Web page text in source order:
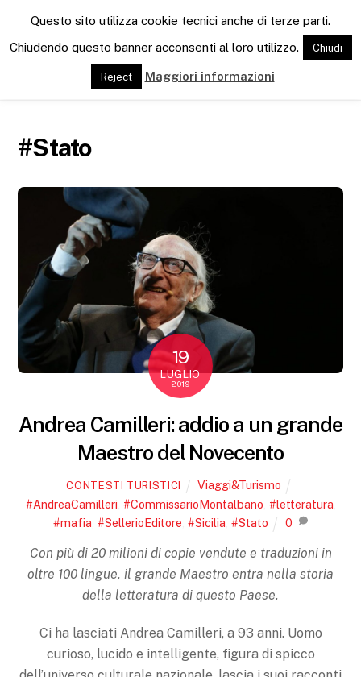
e
n
u
#Stato
19
LUGLIO
2019
Andrea Camilleri: addio a un grande
Maestro del Novecento
CONTESTI TURISTICI
Viaggi&Turismo
#AndreaCamilleri #CommissarioMontalbano #letteratura
#mafia #SellerioEditore #Sicilia #Stato 0
Con più di 20 milioni di copie vendute e traduzioni in
oltre 100 lingue, il grande Maestro entra nella storia
della letteratura di questo Paese.
Ci ha lasciati Andrea Camilleri, a 93 anni. Uomo
curioso, lucido e intelligente, figura di spicco
Questo sito utilizza cookie tecnici anche di terze parti.
Chiudendo questo banner acconsenti al loro utilizzo.
Chiudi
Reject Maggiori informazioni